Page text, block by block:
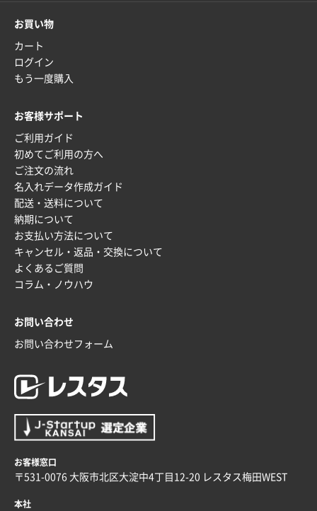
2025年12月22日 03:31
神奈川県S社様
2025年12月16日 10:39
短納期対応が素晴らしい
富山県O社様
uni ジェットストリーム 07
2025年12月09日 14:04
安い、早い
埼玉県G社様
ラミネート紙袋 規格L4サイズ(B4対応)
2025年12月04日 17:34
兵庫県のお客様
2025年12月02日 23:00
ロゴが入れられること
大阪府E社様
2025年11月28日 15:13
他部署のスタッフからの指示
お買い物
カート
ログイン
もう一度購入
お客様サポート
ご利用ガイド
初めてご利用の方へ
ご注文の流れ
名入れデータ作成ガイド
配送・送料について
納期について
お支払い方法について
キャンセル・返品・交換について
よくあるご質問
コラム・ノウハウ
お問い合わせ
お問い合わせフォーム
お客様窓口
〒531-0076 大阪市北区大淀中4丁目12-20 レスタス梅田WEST
本社